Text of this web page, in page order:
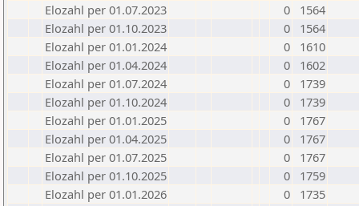
Elozahl per 01.07.2023
0
1564
Elozahl per 01.10.2023
0
1564
Elozahl per 01.01.2024
0
1610
Elozahl per 01.04.2024
0
1602
Elozahl per 01.07.2024
0
1739
Elozahl per 01.10.2024
0
1739
Elozahl per 01.01.2025
0
1767
Elozahl per 01.04.2025
0
1767
Elozahl per 01.07.2025
0
1767
Elozahl per 01.10.2025
0
1759
Elozahl per 01.01.2026
0
1735